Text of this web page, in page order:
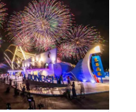
房專案，從室內外遊
台南特色美食一次串
玩一站滿足的城市親子